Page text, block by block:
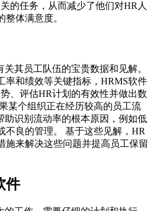
的任务，从而减少了他们对HR人
整体满意度。
其员工队伍的宝贵数据和见解。
率和绩效等关键指标，HRMS软件
、评估HR计划的有效性并做出数
某个组织正在经历较高的员工流
助识别流动率的根本原因，例如低
不良的管理。 基于这些见解，HR
施来解决这些问题并提高员工保留
件